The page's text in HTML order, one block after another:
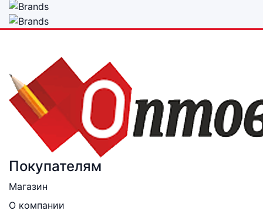
Покупателям
Магазин
О компании